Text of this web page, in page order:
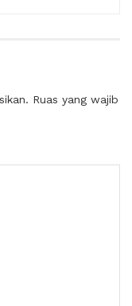
Ruas yang wajib